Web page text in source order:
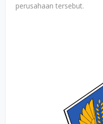
perusahaan tersebut.